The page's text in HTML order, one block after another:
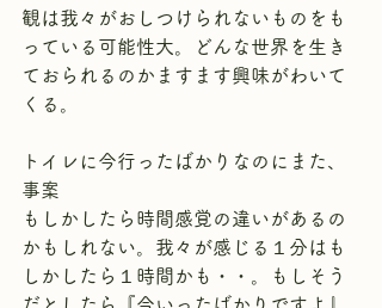
観は我々がおしつけられないものをも
っている可能性大。どんな世界を生き
ておられるのかますます興味がわいて
くる。
トイレに今行ったばかりなのにまた、
事案
もしかしたら時間感覚の違いがあるの
かもしれない。我々が感じる１分はも
しかしたら１時間かも・・。もしそう